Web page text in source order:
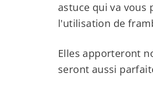
astuce qui va vous
l'utilisation de
Elles apporteront
seront aussi